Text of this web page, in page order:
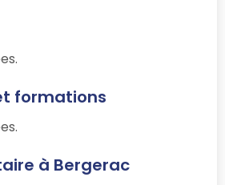
formations
à Bergerac